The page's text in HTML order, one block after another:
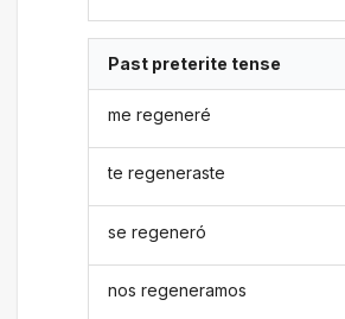
Past preterite tense
me regeneré
te regeneraste
se regeneró
nos regeneramos